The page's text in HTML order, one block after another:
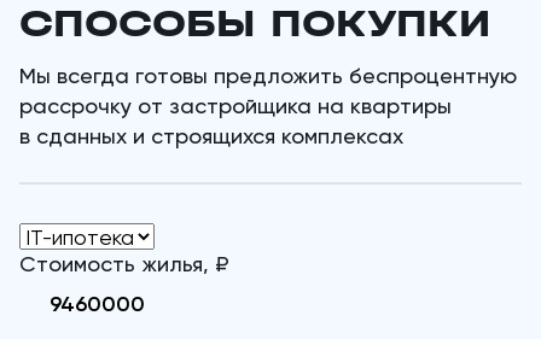
СПОСОБЫ ПОКУПКИ
Мы всегда готовы предложить беспроцентную
рассрочку от застройщика на квартиры
в сданных и строящихся комплексах
Стоимость жилья, ₽